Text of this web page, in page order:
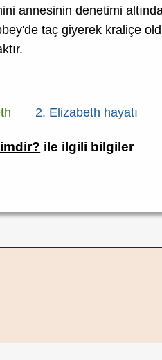
annesinin denetimi
taç giyerek kraliçe
2. Elizabeth hayatı
ile ilgili bilgiler